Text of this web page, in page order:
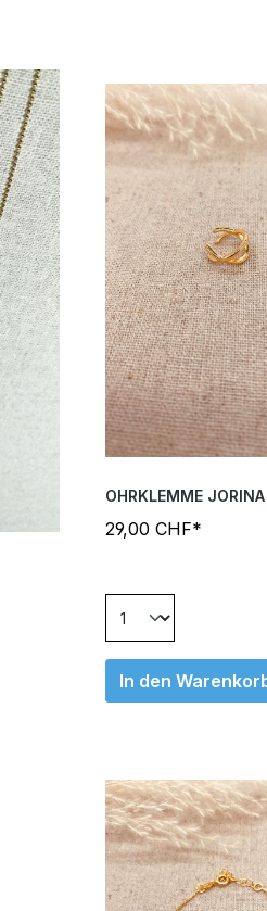
OHRKLEMME
29,00 CHF*
In den